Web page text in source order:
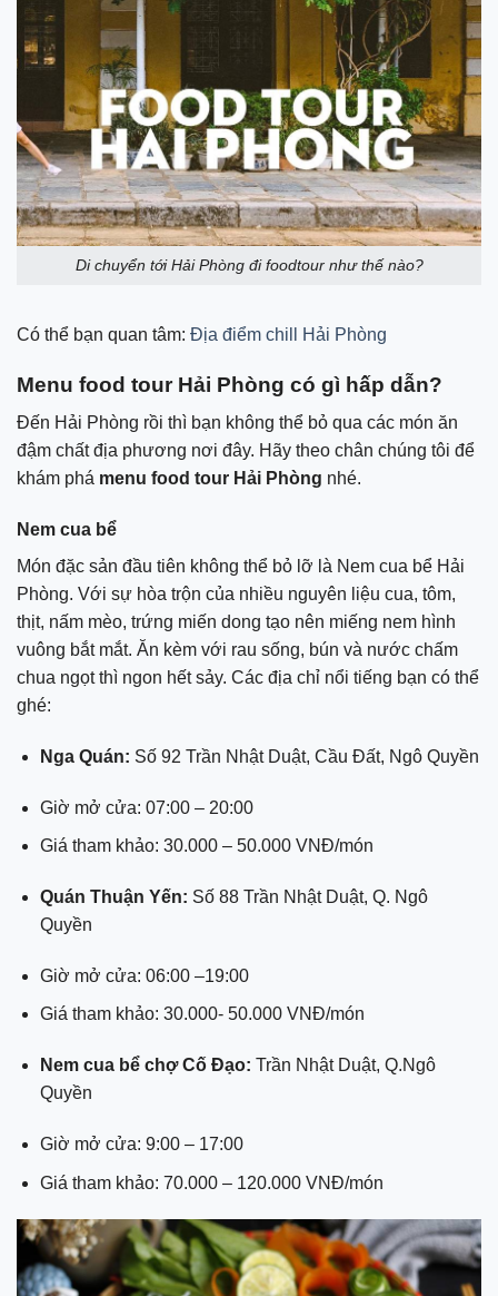
Di chuyển tới Hải Phòng đi foodtour như thế nào?
Có thể bạn quan tâm: Địa điểm chill Hải Phòng
Menu food tour Hải Phòng có gì hấp dẫn?
Đến Hải Phòng rồi thì bạn không thể bỏ qua các món ăn
đậm chất địa phương nơi đây. Hãy theo chân chúng tôi để
khám phá menu food tour Hải Phòng nhé.
Nem cua bể
Món đặc sản đầu tiên không thể bỏ lỡ là Nem cua bể Hải
Phòng. Với sự hòa trộn của nhiều nguyên liệu cua, tôm,
thịt, nấm mèo, trứng miến dong tạo nên miếng nem hình
vuông bắt mắt. Ăn kèm với rau sống, bún và nước chấm
chua ngọt thì ngon hết sảy. Các địa chỉ nổi tiếng bạn có thể
ghé:
Nga Quán: Số 92 Trần Nhật Duật, Cầu Đất, Ngô Quyền
Giờ mở cửa: 07:00 – 20:00
Giá tham khảo: 30.000 – 50.000 VNĐ/món
Quán Thuận Yến: Số 88 Trần Nhật Duật, Q. Ngô
Quyền
Giờ mở cửa: 06:00 –19:00
Giá tham khảo: 30.000- 50.000 VNĐ/món
Nem cua bể chợ Cố Đạo: Trần Nhật Duật, Q.Ngô
Quyền
Giờ mở cửa: 9:00 – 17:00
Giá tham khảo: 70.000 – 120.000 VNĐ/món